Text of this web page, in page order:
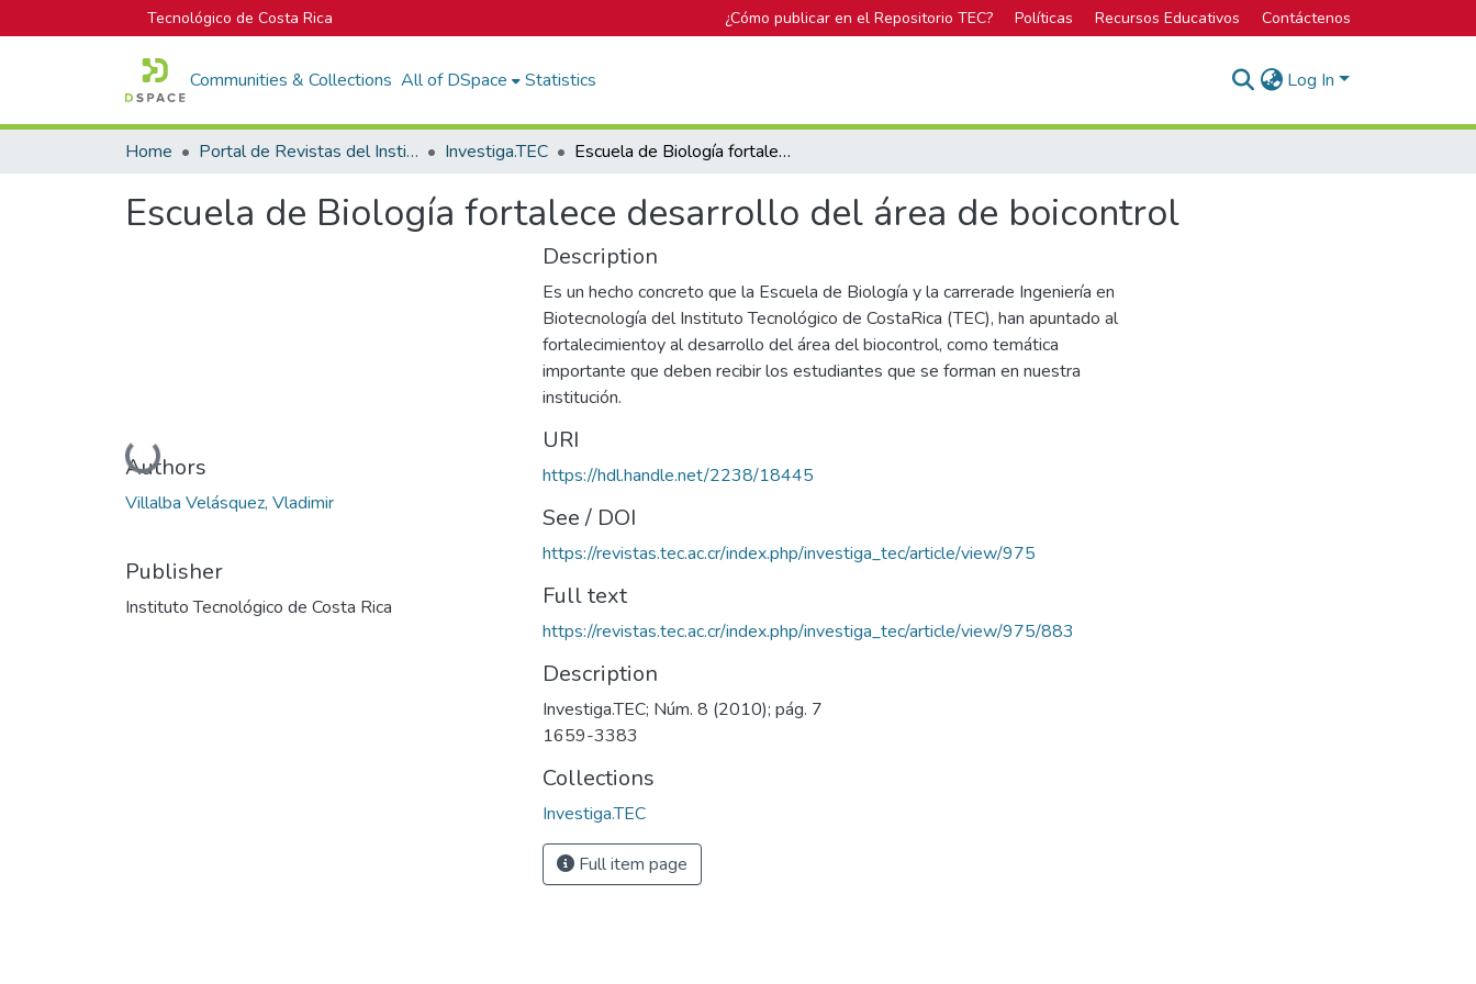
Tecnológico de Costa Rica ¿Cómo publicar en el Repositorio TEC? Políticas Recursos Educativos Contáctenos
Communities & Collections All of DSpace Statistics Log In
Home Portal de Revistas del Instituto Tecnológico de Costa Rica Investiga.TEC Escuela de Biología fortalece desarrollo del área de boicontrol
Escuela de Biología fortalece desarrollo del área de boicontrol
Loading...
Authors
Villalba Velásquez, Vladimir
Publisher
Instituto Tecnológico de Costa Rica
Description
Es un hecho concreto que la Escuela de Biología y la carrerade Ingeniería en
Biotecnología del Instituto Tecnológico de CostaRica (TEC), han apuntado al
fortalecimientoy al desarrollo del área del biocontrol, como temática
importante que deben recibir los estudiantes que se forman en nuestra
institución.
URI
https://hdl.handle.net/2238/18445
See / DOI
https://revistas.tec.ac.cr/index.php/investiga_tec/article/view/975
Full text
https://revistas.tec.ac.cr/index.php/investiga_tec/article/view/975/883
Description
Investiga.TEC; Núm. 8 (2010); pág. 7
1659-3383
Collections
Investiga.TEC
Full item page